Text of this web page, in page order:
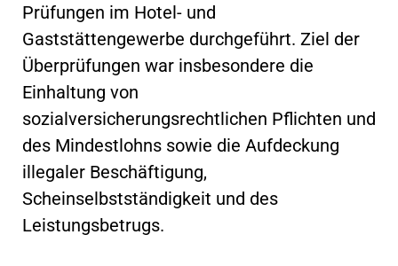
Prüfungen im Hotel- und
Gaststättengewerbe durchgeführt. Ziel der
Überprüfungen war insbesondere die
Einhaltung von
sozialversicherungsrechtlichen Pflichten und
des Mindestlohns sowie die Aufdeckung
illegaler Beschäftigung,
Scheinselbstständigkeit und des
Leistungsbetrugs.